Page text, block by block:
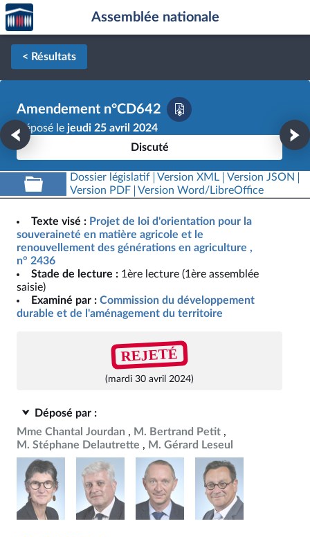
Aller au contenu
Aller en bas de la page
Accèder
à la
page
d'accueil
Assemblée nationale
< Résultats
Amendement n°CD642
Déposé le jeudi 25 avril 2024
Discuté
Dossier législatif Version XML
Version JSON
Version PDF
Version Word/LibreOffice
Texte visé : Projet de loi d'orientation pour la
souveraineté en matière agricole et le
renouvellement des générations en agriculture ,
n° 2436
Stade de lecture : 1ère lecture (1ère assemblée
saisie)
Examiné par : Commission du développement
durable et de l'aménagement du territoire
REJETÉ
(mardi 30 avril 2024)
Déposé par :
Mme Chantal Jourdan
M. Bertrand Petit
M. Stéphane Delautrette
M. Gérard Leseul